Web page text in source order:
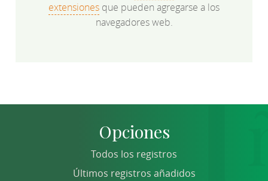
extensiones que pueden agregarse a los
navegadores web.
Opciones
Todos los registros
Últimos registros añadidos